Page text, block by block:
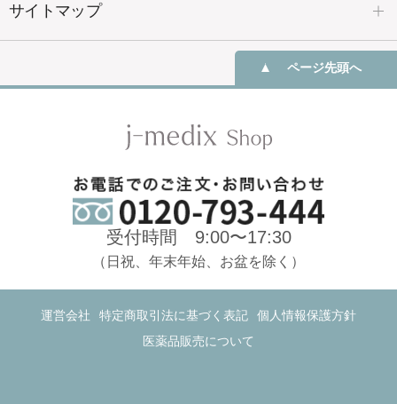
サイトマップ
ページ先頭へ
受付時間 9:00〜17:30
（日祝、年末年始、お盆を除く）
運営会社 特定商取引法に基づく表記
個人情報保護方針
医薬品販売について